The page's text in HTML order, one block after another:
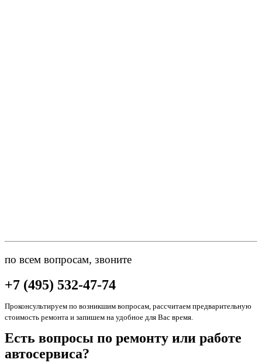
по всем вопросам, звоните
+7 (495) 532-47-74
Проконсультируем по возникшим вопросам, рассчитаем предварительную
стоимость ремонта и запишем на удобное для Вас время.
Есть вопросы по ремонту или работе
автосервиса?